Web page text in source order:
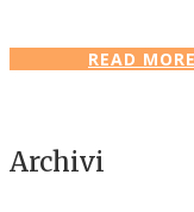
READ MORE
Archivi